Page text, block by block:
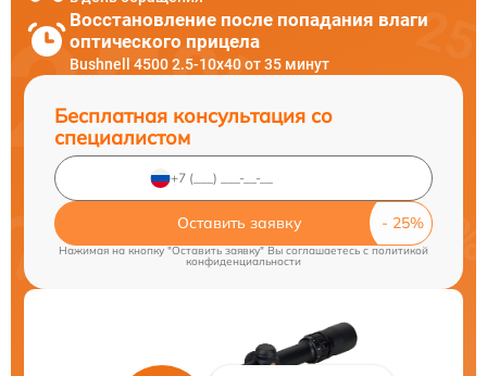
Восстановление после попадания влаги
оптического прицела
Bushnell 4500 2.5-10x40 от 35 минут
Бесплатная консультация со
специалистом
Оставить заявку
Нажимая на кнопку "Оставить заявку" Вы соглашаетесь cполитикой
конфиденциальности